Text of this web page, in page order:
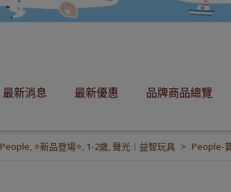
最新消息 最新優惠 品牌商品總覽
People,⭐新品登場⭐, 1-2歲,聲光︱益智玩具 People-